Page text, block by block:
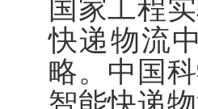
国家工程
快递物流
略。中国